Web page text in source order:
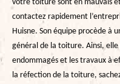
votre toiture sont en mauvais
contactez rapidement
Huisne. Son équipe procède à
général de la toiture. Ainsi,
endommagés et les travaux à
la réfection de la toiture,